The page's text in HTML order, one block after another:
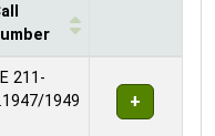
211-
1949